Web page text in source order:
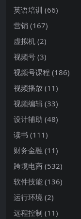
英语培训 (66)
营销 (167)
虚拟机 (2)
视频号 (3)
视频号课程 (186)
视频播放 (11)
视频编辑 (33)
设计辅助 (48)
读书 (111)
财务金融 (11)
跨境电商 (532)
软件技能 (136)
运行环境 (2)
远程控制 (11)